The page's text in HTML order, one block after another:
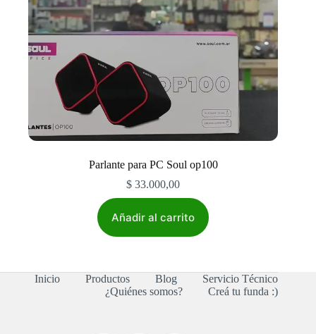
Parlante para PC Soul op100
$ 33.000,00
Añadir al carrito
Inicio Productos Blog
Servicio Técnico
¿Quiénes somos?
Creá tu funda :)